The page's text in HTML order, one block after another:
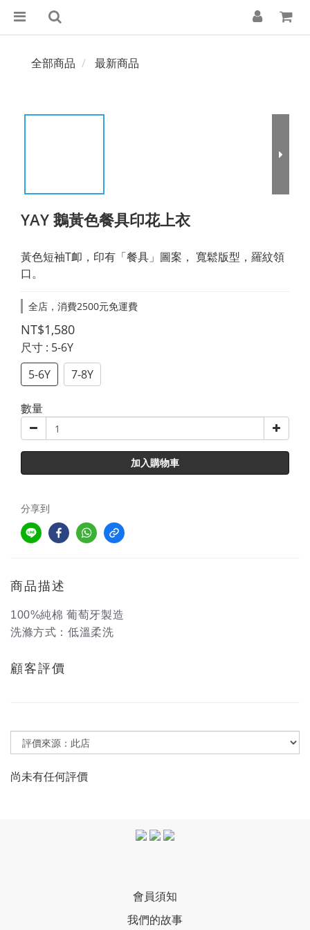
全部商品 最新商品
YAY 鵝黃色餐具印花上衣
黃色短袖T卹，印有「餐具」圖案， 寬鬆版型，羅紋領
口。
全店，消費2500元免運費
NT$1,580
尺寸 : 5-6Y
5-6Y
7-8Y
數量
加入購物車
分享到
商品描述
100%純棉 葡萄牙製造
洗滌方式：低溫柔洗
顧客評價
尚未有任何評價
會員須知
我們的故事